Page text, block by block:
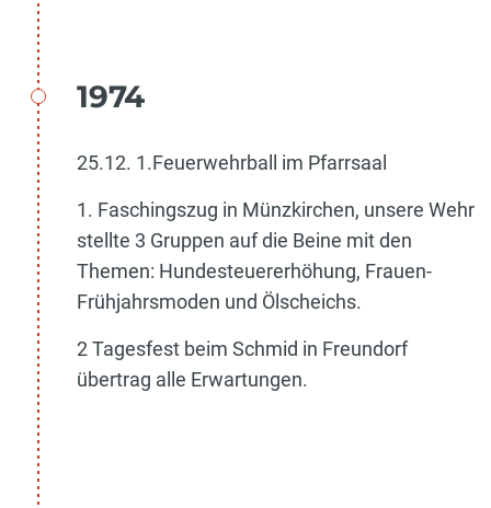
1974
25.12. 1.Feuerwehrball im Pfarrsaal
1. Faschingszug in Münzkirchen, unsere Wehr
stellte 3 Gruppen auf die Beine mit den
Themen: Hundesteuererhöhung, Frauen-
Frühjahrsmoden und Ölscheichs.
2 Tagesfest beim Schmid in Freundorf
übertrag alle Erwartungen.